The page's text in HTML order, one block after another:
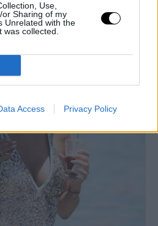
Use,
Sharing of my
Unrelated with the
collected.
Access Privacy Policy